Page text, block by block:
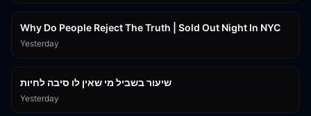
Why Do People Reject The Truth | Sold Out Night In NYC
Yesterday
שיעור בשביל מי שאין לו סיבה לחיות
Yesterday